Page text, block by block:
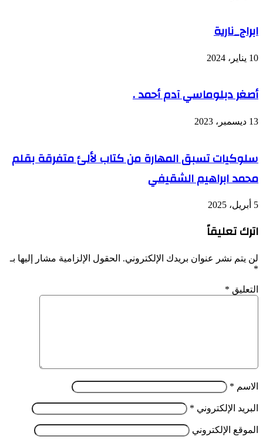
ابراج_نارية
10 يناير، 2024
أصغر دبلوماسي آدم أحمد .
13 ديسمبر، 2023
سلوكيات تسبق المهارة من كتاب لألئ متفرقة بقلم
محمد ابراهيم الشقيفي
5 أبريل، 2025
اترك تعليقاً
لن يتم نشر عنوان بريدك الإلكتروني. الحقول الإلزامية مشار إليها بـ
*
التعليق *
الاسم *
البريد الإلكتروني *
الموقع الإلكتروني